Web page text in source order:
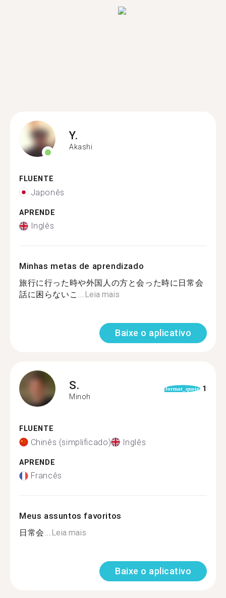
Y.
Akashi
FLUENTE
Japonês
APRENDE
Inglês
Minhas metas de aprendizado
旅行に行った時や外国人の方と会った時に日常会
話に困らないこ...Leia mais
Baixe o aplicativo
S.
Minoh
format_quote 1
FLUENTE
Chinês (simplificado) Inglês
APRENDE
Francês
Meus assuntos favoritos
日常会...Leia mais
Baixe o aplicativo